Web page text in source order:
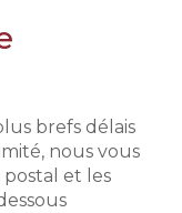
brefs délais
nous vous
et les